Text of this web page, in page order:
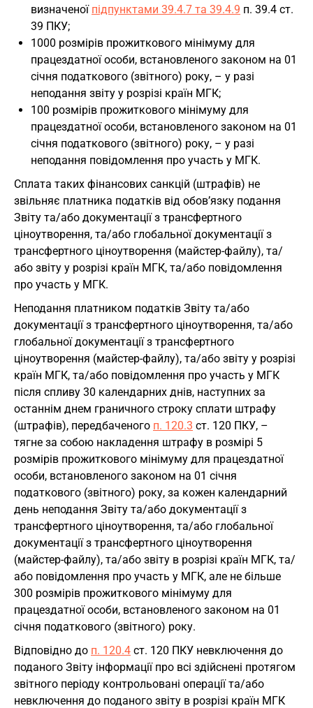
визначеної підпунктами 39.4.7 та 39.4.9 п. 39.4 ст.
39 ПКУ;
1000 розмірів прожиткового мінімуму для
працездатної особи, встановленого законом на 01
січня податкового (звітного) року, – у разі
неподання звіту у розрізі країн МГК;
100 розмірів прожиткового мінімуму для
працездатної особи, встановленого законом на 01
січня податкового (звітного) року, – у разі
неподання повідомлення про участь у МГК.
Сплата таких фінансових санкцій (штрафів) не
звільняє платника податків від обов’язку подання
Звіту та/або документації з трансфертного
ціноутворення, та/або глобальної документації з
трансфертного ціноутворення (майстер-файлу), та/
або звіту у розрізі країн МГК, та/або повідомлення
про участь у МГК.
Неподання платником податків Звіту та/або
документації з трансфертного ціноутворення, та/або
глобальної документації з трансфертного
ціноутворення (майстер-файлу), та/або звіту у розрізі
країн МГК, та/або повідомлення про участь у МГК
після спливу 30 календарних днів, наступних за
останнім днем граничного строку сплати штрафу
(штрафів), передбаченого п. 120.3 ст. 120 ПКУ, –
тягне за собою накладення штрафу в розмірі 5
розмірів прожиткового мінімуму для працездатної
особи, встановленого законом на 01 січня
податкового (звітного) року, за кожен календарний
день неподання Звіту та/або документації з
трансфертного ціноутворення, та/або глобальної
документації з трансфертного ціноутворення
(майстер-файлу), та/або звіту в розрізі країн МГК, та/
або повідомлення про участь у МГК, але не більше
300 розмірів прожиткового мінімуму для
працездатної особи, встановленого законом на 01
січня податкового (звітного) року.
Відповідно до п. 120.4 ст. 120 ПКУ невключення до
поданого Звіту інформації про всі здійснені протягом
звітного періоду контрольовані операції та/або
невключення до поданого звіту в розрізі країн МГК